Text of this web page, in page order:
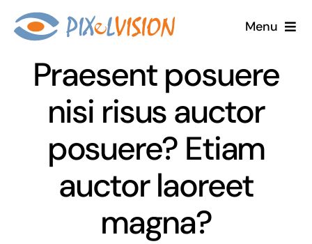
Saltar
Menu
Inicio
PixelVision
Por qué Elegirnos
Equipos
Contacta
Praesent posuere
nisi risus auctor
posuere? Etiam
auctor laoreet
magna?